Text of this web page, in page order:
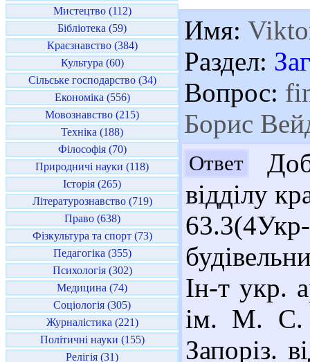
Мистецтво (112)
Бібліотека (59)
Краєзнавство (384)
Культура (60)
Сільське господарство (34)
Економіка (556)
Мовознавство (215)
Техніка (188)
Філософія (70)
Природничі науки (118)
Історія (265)
Літературознавство (719)
Право (638)
Фізкультура та спорт (73)
Педагогіка (355)
Психологія (302)
Медицина (74)
Соціологія (305)
Журналістика (221)
Політичні науки (155)
Релігія (31)
Имя:
Раздел:
Вопрос:
Борис
Ответ
відділу
Ін-т укр.
ім. М. С.
Запоріз.